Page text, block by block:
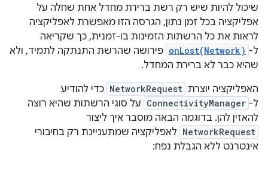
שיכול להיות שיש רק רשת ברירת מחדל אחת שחלה על
אפליקציה בכל זמן נתון, הגרסה הזו מאפשרת לאפליקציה
לראות את כל הרשתות הזמינות בו-זמנית, כך שקריאה
ל- onLost(Network) פירושה שהרשת התנתקה לתמיד, ולא
שהיא כבר לא ברירת המחדל.
האפליקציה יוצרת NetworkRequest כדי להודיע
ל- ConnectivityManager על סוגי הרשתות שהיא רוצה
להאזין להן. בדוגמה הבאה מוסבר איך ליצור
NetworkRequest לאפליקציה שמתעניינת רק בחיבורי
אינטרנט ללא הגבלת נפח: